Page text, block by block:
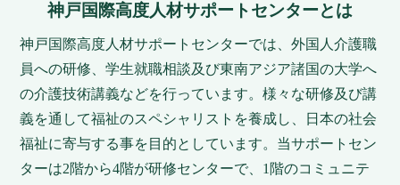
神戸国際高度人材サポートセンターとは
神戸国際高度人材サポートセンターでは、外国人介護職
員への研修、学生就職相談及び東南アジア諸国の大学へ
の介護技術講義などを行っています。様々な研修及び講
義を通して福祉のスペシャリストを養成し、日本の社会
福祉に寄与する事を目的としています。当サポートセン
ターは2階から4階が研修センターで、1階のコミュニテ